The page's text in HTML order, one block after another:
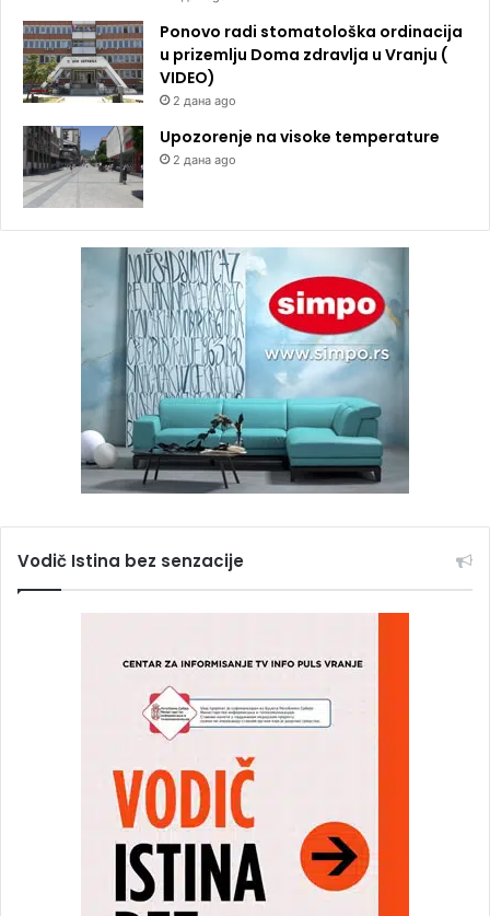
Ponovo radi stomatološka ordinacija
u prizemlju Doma zdravlja u Vranju (
VIDEO)
2 дана ago
Upozorenje na visoke temperature
2 дана ago
Vodič Istina bez senzacije